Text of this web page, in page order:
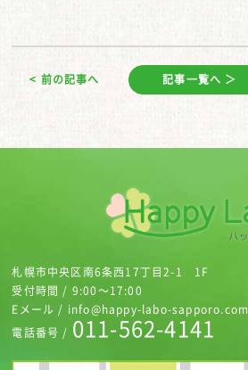
< 前の記事へ 記事一覧へ ＞
札幌市中央区南6条西17丁目2-1 1F
受付時間 / 9:00～17:00
Eメール / info@happy-labo-sapporo.com
電話番号 / 011-562-4141